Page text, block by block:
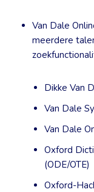
Van Dale
meerdere
Dikke Van
Van Dale
Van Dale
Oxford
(ODE/OTE)
Oxford-